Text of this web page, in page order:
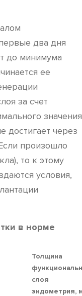
два дня
до минимума
ее
за счет
значения
достигает через
произошло
то к этому
условия,
в норме
Толщина
слоя
эндометрия,